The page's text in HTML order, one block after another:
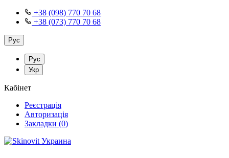
+38 (098) 770 70 68
+38 (073) 770 70 68
Рус
Рус
Укр
Кабінет
Реєстрація
Авторизація
Закладки (0)